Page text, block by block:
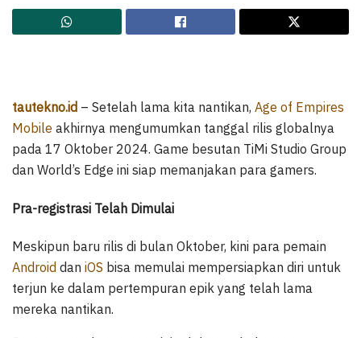
tautekno.id – Setelah lama kita nantikan, Age of Empires
Mobile akhirnya mengumumkan tanggal rilis globalnya
pada 17 Oktober 2024. Game besutan TiMi Studio Group
dan World’s Edge ini siap memanjakan para gamers.
Pra-registrasi Telah Dimulai
Meskipun baru rilis di bulan Oktober, kini para pemain
Android dan iOS bisa memulai mempersiapkan diri untuk
terjun ke dalam pertempuran epik yang telah lama
mereka nantikan.